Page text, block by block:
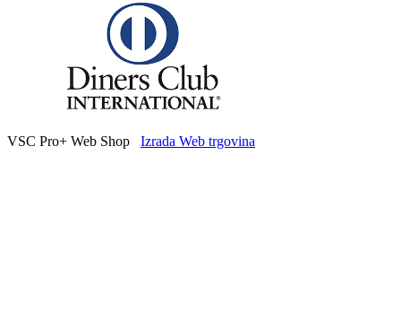
VSC Pro+ Web Shop Izrada Web trgovina